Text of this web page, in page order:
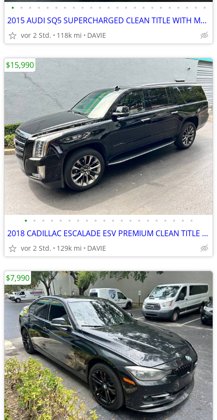
• • • • • • • • • • • • • • • • • • • • • • •
2015 AUDI SQ5 SUPERCHARGED CLEAN TITLE WITH MORE THAN 10K ON UPGRADES
vor 2 Std. 118k mi DAVIE
• • • • • • • • • • • • • • • • • • • •
2018 CADILLAC ESCALADE ESV PREMIUM CLEAN TITLE REAL FULL PRICE !!!
vor 2 Std. 129k mi DAVIE
$15,990
$7,990